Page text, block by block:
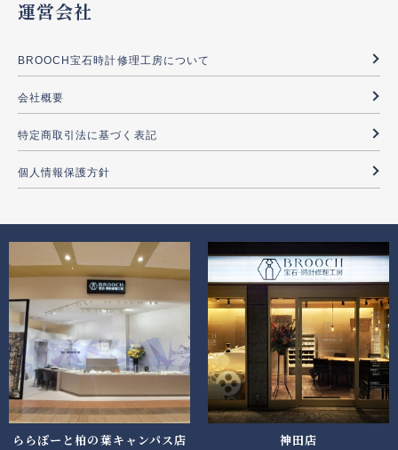
運営会社
BROOCH宝石時計修理工房について
会社概要
特定商取引法に基づく表記
個人情報保護方針
ららぽーと柏の葉キャンパス店 神田店